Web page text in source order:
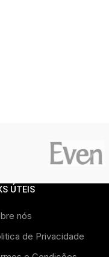
ÚTEIS
nós
de Privacidade